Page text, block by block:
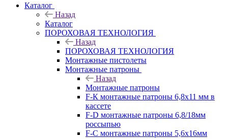
Каталог
Назад
Каталог
ПОРОХОВАЯ ТЕХНОЛОГИЯ
Назад
ПОРОХОВАЯ ТЕХНОЛОГИЯ
Монтажные пистолеты
Монтажные патроны
Назад
Монтажные патроны
F-К монтажные патроны 6,8х11 мм в
кассете
F-D монтажные патроны 6,8/18мм
россыпью
F-C монтажные патроны 5,6х16мм